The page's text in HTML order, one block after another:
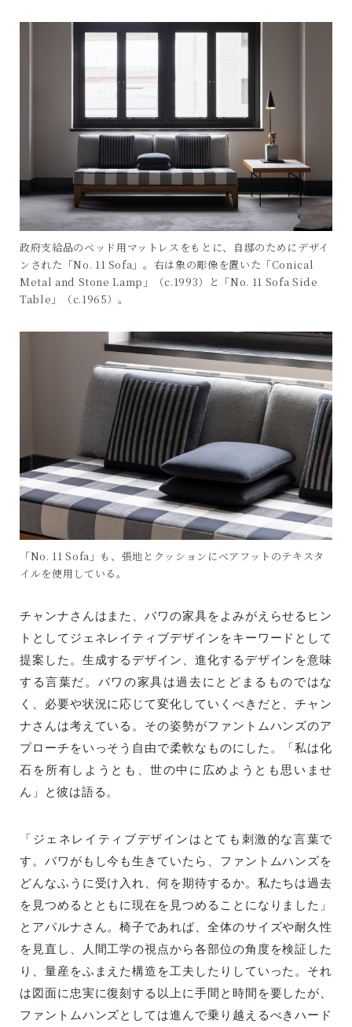
政府支給品のベッド用マットレスをもとに、自邸のためにデザイ
ンされた「No. 11 Sofa」。右は象の彫像を置いた「Conical
Metal and Stone Lamp」（c.1993）と「No. 11 Sofa Side
Table」（c.1965）。
「No. 11 Sofa」も、張地とクッションにベアフットのテキスタ
イルを使用している。
チャンナさんはまた、バワの家具をよみがえらせるヒン
トとしてジェネレイティブデザインをキーワードとして
提案した。生成するデザイン、進化するデザインを意味
する言葉だ。バワの家具は過去にとどまるものではな
く、必要や状況に応じて変化していくべきだと、チャン
ナさんは考えている。その姿勢がファントムハンズのア
プローチをいっそう自由で柔軟なものにした。「私は化
石を所有しようとも、世の中に広めようとも思いませ
ん」と彼は語る。
「ジェネレイティブデザインはとても刺激的な言葉で
す。バワがもし今も生きていたら、ファントムハンズを
どんなふうに受け入れ、何を期待するか。私たちは過去
を見つめるとともに現在を見つめることになりました」
とアパルナさん。椅子であれば、全体のサイズや耐久性
を見直し、人間工学の視点から各部位の角度を検証した
り、量産をふまえた構造を工夫したりしていった。それ
は図面に忠実に復刻する以上に手間と時間を要したが、
ファントムハンズとしては進んで乗り越えるべきハード